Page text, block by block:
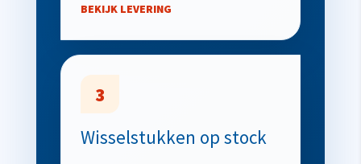
BEKIJK LEVERING
3
Wisselstukken op stock